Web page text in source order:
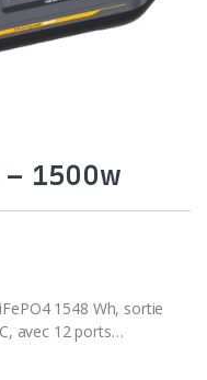
– 1500w
1548 Wh, sortie
avec 12 ports…